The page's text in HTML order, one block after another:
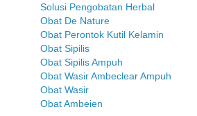
Solusi Pengobatan Herbal
Obat De Nature
Obat Perontok Kutil Kelamin
Obat Sipilis
Obat Sipilis Ampuh
Obat Wasir Ambeclear Ampuh
Obat Wasir
Obat Ambeien